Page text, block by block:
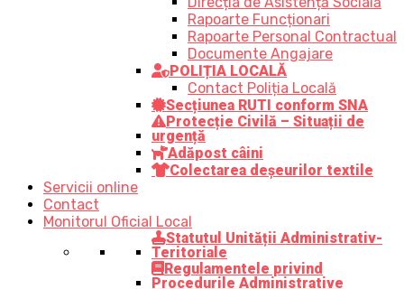
Rapoarte Funcționari
Rapoarte Personal Contractual
Documente Angajare
POLIȚIA LOCALĂ
Contact Poliția Locală
Secțiunea RUTI conform SNA
Protecție Civilă – Situații de
urgență
Adăpost câini
Colectarea deșeurilor textile
Servicii online
Contact
Monitorul Oficial Local
Statutul Unității Administrativ-
Teritoriale
Regulamentele privind
Procedurile Administrative